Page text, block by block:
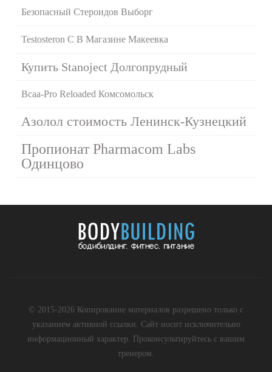
Безопасный Стероидов Выборг
Testosteron C В Магазине Макеевка
Купить Stanoject Долгопрудный
Bcaa-Pro Reloaded Комсомольск
Азолол стоимость Ленинск-Кузнецкий
Пропионат Pharmacom Labs
Одинцово
© 2015-2026 Копирование материалов разрешено только с
указанием активной ссылки. Сайт носит исключительно
информационный характер. Проконсультируйтесь с вашим
тренером.